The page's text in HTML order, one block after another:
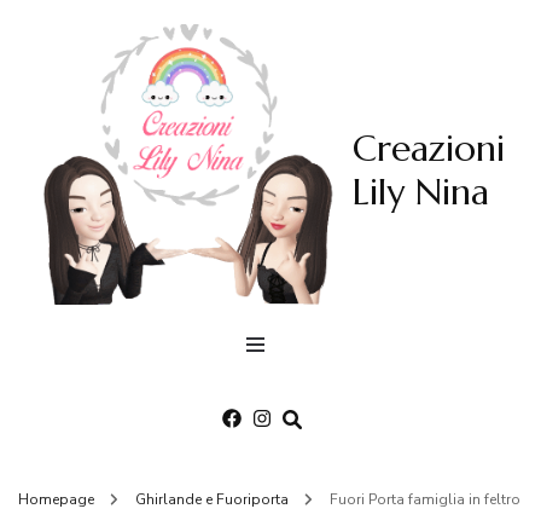
Creazioni
Lily Nina
Homepage Ghirlande e Fuoriporta
Fuori Porta famiglia in feltro